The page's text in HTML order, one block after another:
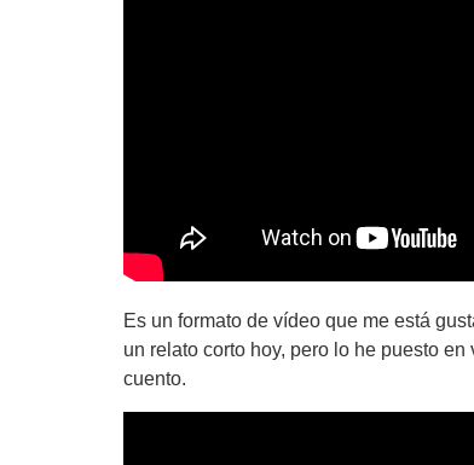
Es un formato de vídeo que me está
un relato corto hoy, pero lo he puesto
cuento.